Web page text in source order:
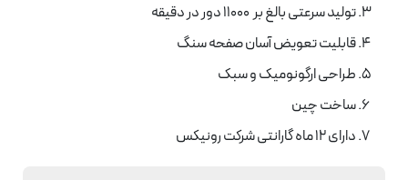
تولید سرعتی بالغ بر 11000 دور در دقیقه
قابلیت تعویض آسان صفحه سنگ
طراحی ارگونومیک و سبک
ساخت چین
دارای 12 ماه گارانتی شرکت رونیکس